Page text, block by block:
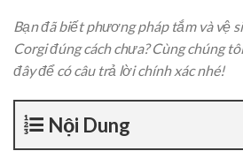
Bạn đã biết phương pháp tắm và vệ
Corgi đúng cách chưa? Cùng chúng
đây để có câu trả lời chính xác nhé!
Nội Dung